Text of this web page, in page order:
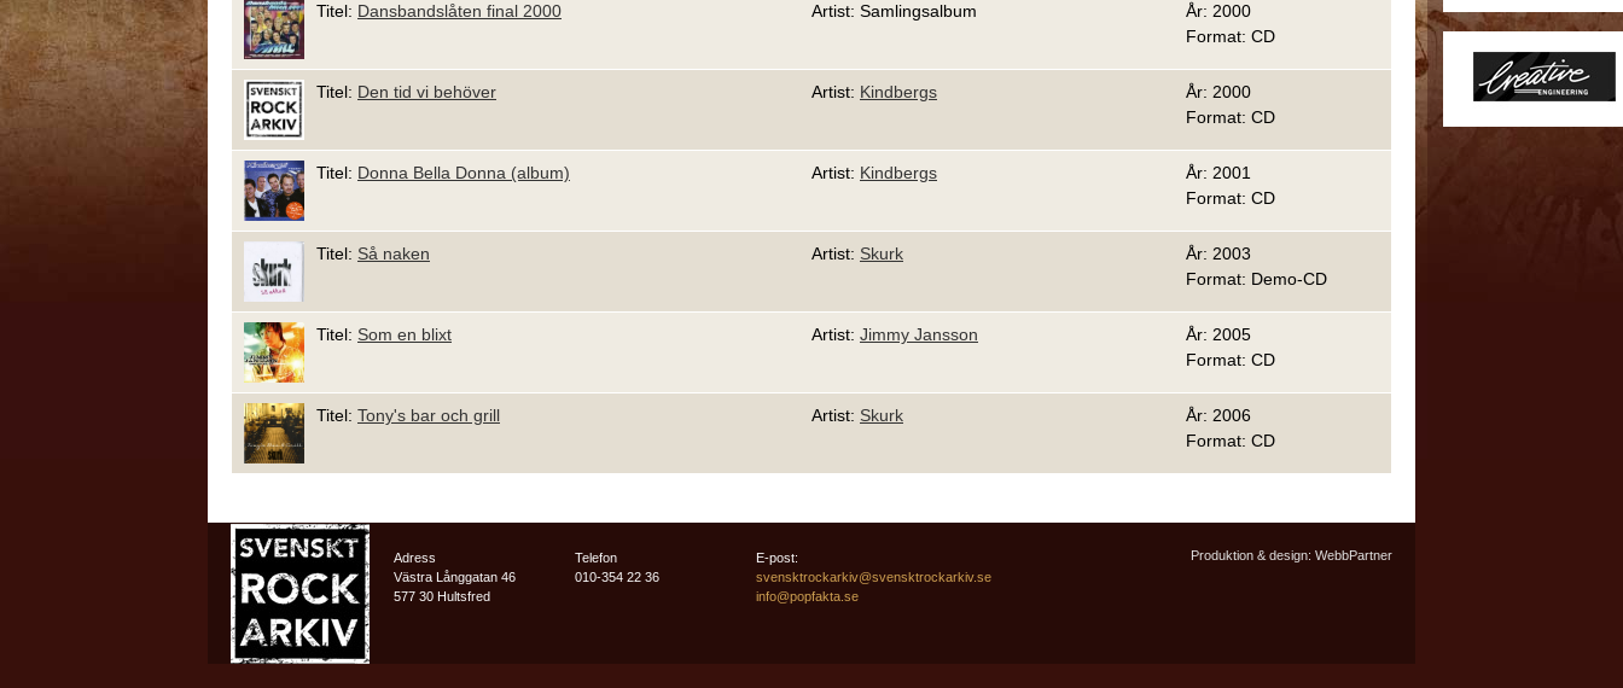
Titel: Dansbandslåten final 2000 Artist: Samlingsalbum
År: 2000
Format: CD
Titel: Den tid vi behöver Artist: Kindbergs
År: 2000
Format: CD
Titel: Donna Bella Donna (album) Artist: Kindbergs
År: 2001
Format: CD
Titel: Så naken Artist: Skurk
År: 2003
Format: Demo-CD
Titel: Som en blixt Artist: Jimmy Jansson
År: 2005
Format: CD
Titel: Tony's bar och grill Artist: Skurk
År: 2006
Format: CD
Adress
Västra Långgatan 46
577 30 Hultsfred
Telefon
010-354 22 36
E-post:
svensktrockarkiv@svensktrockarkiv.se
info@popfakta.se
Produktion & design: WebbPartner